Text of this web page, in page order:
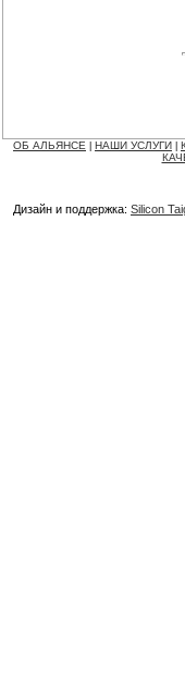
ОБ АЛЬЯНСЕ НАШИ УСЛУГИ
Дизайн и поддержка: Silicon